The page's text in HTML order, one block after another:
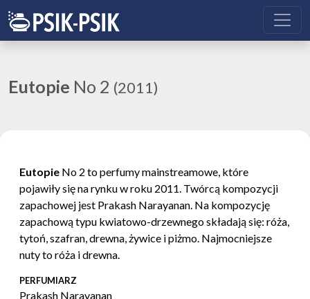
Eutopie No 2 (2011)
Eutopie No 2 to perfumy mainstreamowe, które
pojawiły się na rynku w roku 2011. Twórcą kompozycji
zapachowej jest Prakash Narayanan. Na kompozycję
zapachową typu kwiatowo-drzewnego składają się: róża,
tytoń, szafran, drewna, żywice i piżmo. Najmocniejsze
nuty to róża i drewna.
PERFUMIARZ
Prakash Narayanan